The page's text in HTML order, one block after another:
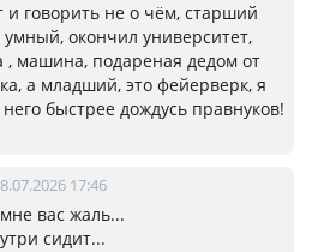
и говорить не о чём, старший
окончил университет,
, машина, подареная дедом от
а младший, это фейерверк, я
быстрее дождусь правнуков!
17:46
вас жаль...
сидит...